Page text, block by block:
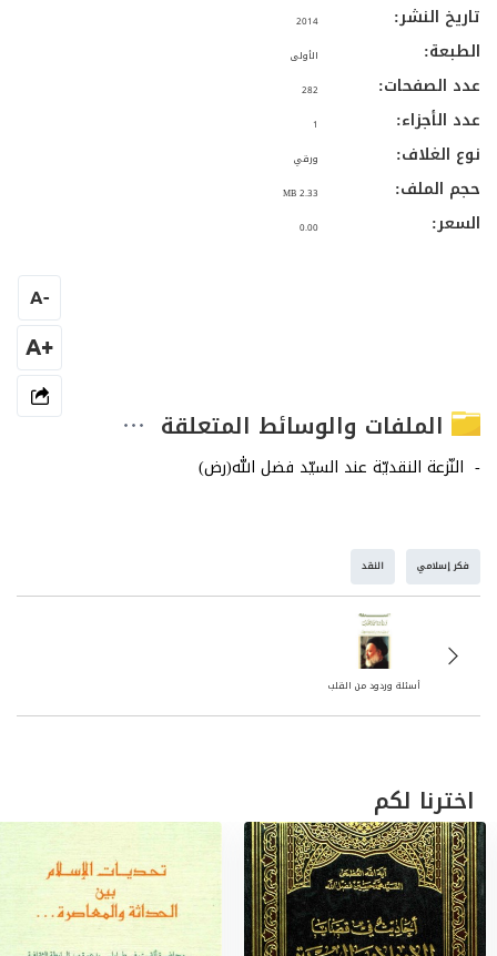
تاريخ النشر: 2014
الطبعة: الأولى
عدد الصفحات: 282
عدد الأجزاء: 1
نوع الغلاف: ورقي
حجم الملف: 2.33 MB
السعر: 0.00
-
A
+A
الملفات والوسائط المتعلقة
فكر إسلامي النقد
أسئلة وردود من القلب
اخترنا لكم